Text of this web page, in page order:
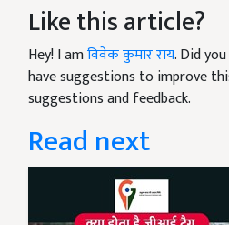
Like this article?
Hey! I amविवेक कुमार राय. Did
have suggestions to improve
suggestions and feedback.
Read next